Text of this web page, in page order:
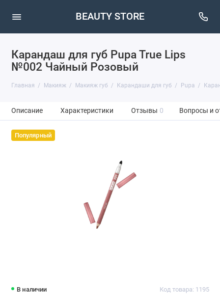
BEAUTY STORE
Карандаш для губ Pupa True Lips
№002 Чайный Розовый
Главная Макияж Макияж губ Карандаши для губ Pupa
Описание Характеристики Отзывы 0 Вопросы и
Популярный
В наличии Код товара: 1195